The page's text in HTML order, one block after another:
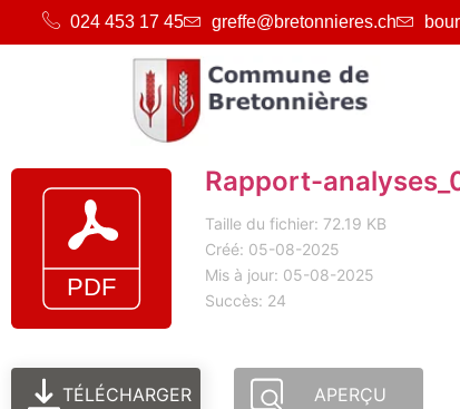
024 453 17 45 greffe@bretonnieres.ch
Rapport-
Taille du fichier: 72.19 KB
Créé: 05-08-2025
Mis à jour: 05-08-2025
Succès: 24
TÉLÉCHARGER APERÇU